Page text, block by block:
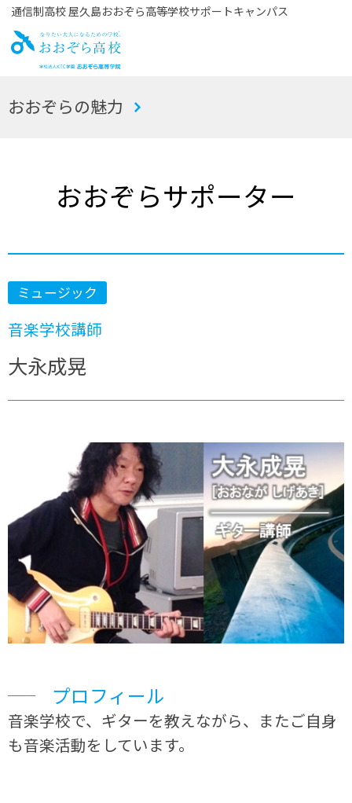
通信制高校 屋久島おおぞら高等学校サポートキャンパス
お
おおぞらの魅力
おおぞらサポーター
ミュージック
音楽学校講師
大永成晃
プロフィール
音楽学校で、ギターを教えながら、またご自身
も音楽活動をしています。